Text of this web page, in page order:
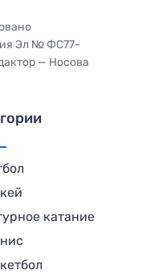
Эл № ФС77-
— Носова
катание